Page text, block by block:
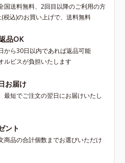
国送料無料、2回目以降のご利用の方
税込)のお買い上げで、送料無料
品OK
から30日以内であれば返品可能
ルビスが負担いたします
お届け
最短でご注文の翌日にお届けいたし
ント
商品の合計個数までお選びいただけ